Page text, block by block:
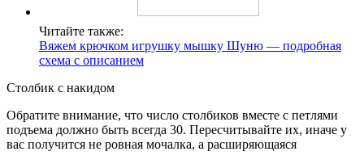
Читайте также:
Вяжем крючком игрушку мышку Шуню — подробная
схема с описанием
Столбик с накидом
Обратите внимание, что число столбиков вместе с петлями
подъема должно быть всегда 30. Пересчитывайте их, иначе у
вас получится не ровная мочалка, а расширяющаяся